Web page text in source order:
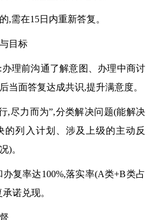
,需在15日内重新答复。
目标
办理前沟通了解意图、办理中商讨
当面答复达成共识,提升满意度。
,尽力而为”,分类解决问题(能解决
的列入计划、涉及上级的主动反
)。
办复率达100%,落实率(A类+B类占
诺兑现。